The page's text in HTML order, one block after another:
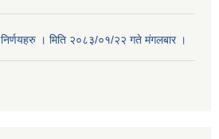
। मिति २०८३/०१/२२ गते मंगलबार ।